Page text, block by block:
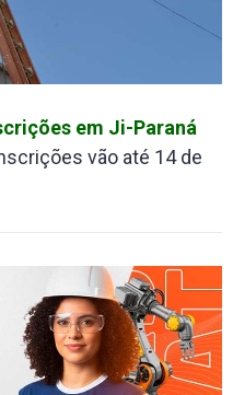
em Ji-Paraná
vão até 14 de